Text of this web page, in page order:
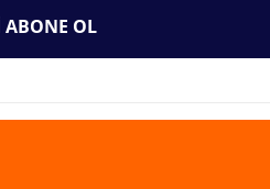
Gönder
OL